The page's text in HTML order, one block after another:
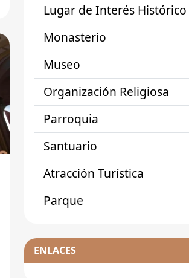
Lugar de Interés Histórico
Monasterio
Museo
Organización Religiosa
Parroquia
Santuario
Atracción Turística
Parque
ENLACES